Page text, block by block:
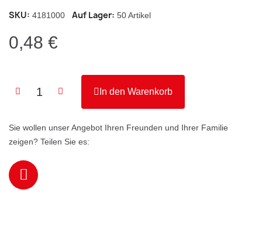
SKU 4181000 Auf Lager 50 Artikel
0,48 €
In den Warenkorb
Sie wollen unser Angebot Ihren Freunden und Ihrer Familie
zeigen? Teilen Sie es: